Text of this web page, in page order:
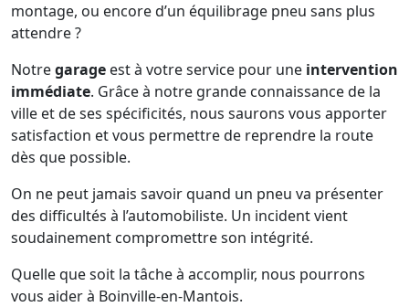
montage, ou encore d’un équilibrage pneu sans plus
attendre ?
Notregarage est à votre service pour une intervention
immédiate. Grâce à notre grande connaissance de la
ville et de ses spécificités, nous saurons vous apporter
satisfaction et vous permettre de reprendre la route
dès que possible.
On ne peut jamais savoir quand un pneu va présenter
des difficultés à l’automobiliste. Un incident vient
soudainement compromettre son intégrité.
Quelle que soit la tâche à accomplir, nous pourrons
vous aider à Boinville-en-Mantois.